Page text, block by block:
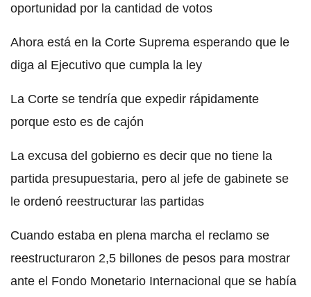
oportunidad por la cantidad de votos
Ahora está en la Corte Suprema esperando que le
diga al Ejecutivo que cumpla la ley
La Corte se tendría que expedir rápidamente
porque esto es de cajón
La excusa del gobierno es decir que no tiene la
partida presupuestaria, pero al jefe de gabinete se
le ordenó reestructurar las partidas
Cuando estaba en plena marcha el reclamo se
reestructuraron 2,5 billones de pesos para mostrar
ante el Fondo Monetario Internacional que se había